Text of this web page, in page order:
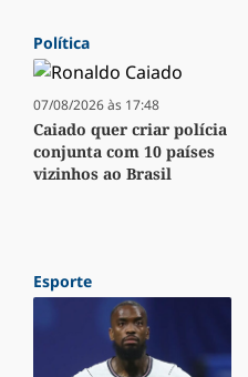
Política
07/08/2026 às 17:48
Caiado quer criar polícia
conjunta com 10 países
vizinhos ao Brasil
Esporte